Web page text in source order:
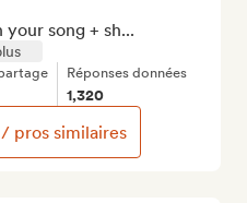
song + sh...
Réponses données
1,320
pros similaires